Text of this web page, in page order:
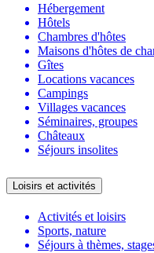
Hébergement
Hôtels
Chambres d'hôtes
Maisons d'hôtes de
Gîtes
Locations vacances
Campings
Villages vacances
Séminaires, groupes
Châteaux
Séjours insolites
Loisirs et activités
Activités et loisirs
Sports, nature
Séjours à thèmes,